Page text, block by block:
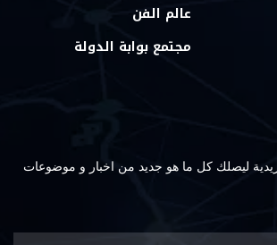
عالم الفن
مجتمع بوابة الدولة
ليصلك كل ما هو جديد من اخبار و موضوعات